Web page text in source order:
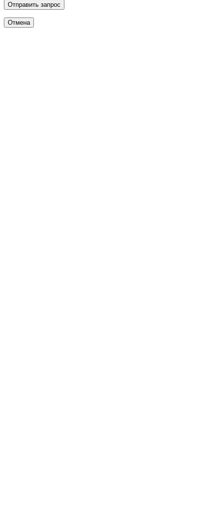
Отправить запрос
Отмена